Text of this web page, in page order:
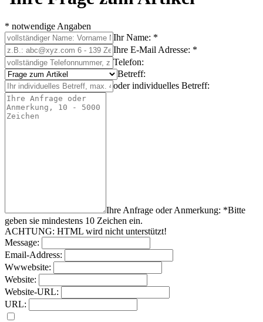
* notwendige Angaben
Ihr Name: *
Ihre E-Mail Adresse: *
Telefon:
Betreff:
oder individuelles Betreff:
Ihre Anfrage oder Anmerkung: *Bitte
geben sie mindestens 10 Zeichen ein.
ACHTUNG: HTML wird nicht unterstützt!
Message:
Email-Address:
Wwwebsite:
Website:
Website-URL:
URL: